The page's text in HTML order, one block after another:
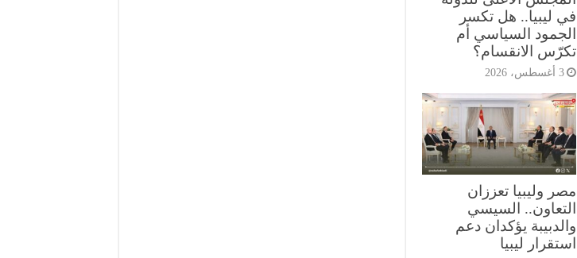
في ليبيا.. هل تكسر
الجمود السياسي أم
تكرّس الانقسام؟
3 أغسطس، 2026
مصر وليبيا تعززان
التعاون.. السيسي
والدبيبة يؤكدان دعم
استقرار ليبيا